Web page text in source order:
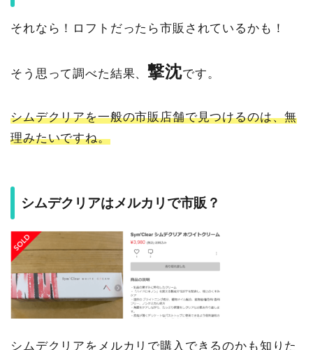
それなら！ロフトだったら市販されているかも！
そう思って調べた結果、撃沈です。
シムデクリアを一般の市販店舗で見つけるのは、無
理みたいですね。
シムデクリアはメルカリで市販？
シムデクリアをメルカリで購入できるのかも知りた